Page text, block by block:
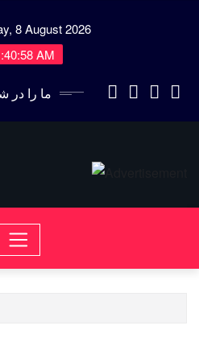
8 August 2026
AM
ما را در